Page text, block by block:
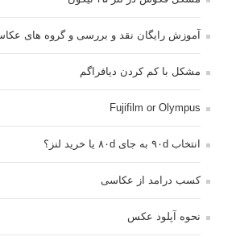
آموزش رایگان نقد و بررسی و گروه های
مشکل با کم کردن دیافراگم
Fujifilm or Olympus
انتخاب ۹۰d به جای ۸۰d یا خرید لنز؟
کسب درامد از عکاسی
نحوه آپلود عکس